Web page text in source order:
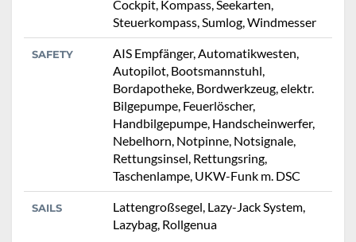
Cockpit, Kompass, Seekarten,
Steuerkompass, Sumlog, Windmesser
SAFETY
AIS Empfänger, Automatikwesten,
Autopilot, Bootsmannstuhl,
Bordapotheke, Bordwerkzeug, elektr.
Bilgepumpe, Feuerlöscher,
Handbilgepumpe, Handscheinwerfer,
Nebelhorn, Notpinne, Notsignale,
Rettungsinsel, Rettungsring,
Taschenlampe, UKW-Funk m. DSC
SAILS
Lattengroßsegel, Lazy-Jack System,
Lazybag, Rollgenua